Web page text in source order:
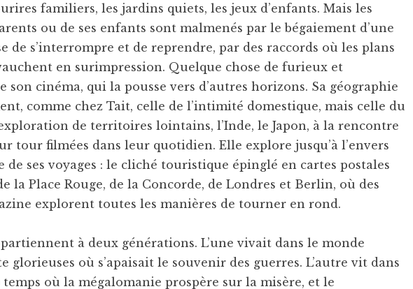
familiers, les jardins quiets, les jeux d’enfants. Mais les
ou de ses enfants sont malmenés par le bégaiement d’une
de s’interrompre et de reprendre, par des raccords où les plans
en surimpression. Quelque chose de furieux et
son cinéma, qui la pousse vers d’autres horizons. Sa géographie
comme chez Tait, celle de l’intimité domestique, mais celle du
de territoires lointains, l’Inde, le Japon, à la rencontre
tour filmées dans leur quotidien. Elle explore jusqu’à l’envers
de ses voyages : le cliché touristique épinglé en cartes postales
la Place Rouge, de la Concorde, de Londres et Berlin, où des
explorent toutes les manières de tourner en rond.
à deux générations. L’une vivait dans le monde
glorieuses où s’apaisait le souvenir des guerres. L’autre vit dans
où la mégalomanie prospère sur la misère, et le